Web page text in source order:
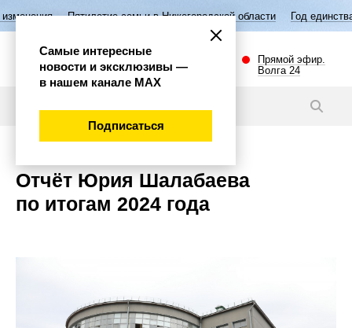
Пятилетие семьи в Нижегородской области Год единства народов
Прямой эфир.
Волга 24
Отчёт Юрия Шалабаева
по итогам 2024 года
Самые интересные
новости и эксклюзивы —
в нашем канале МАХ
Подписаться